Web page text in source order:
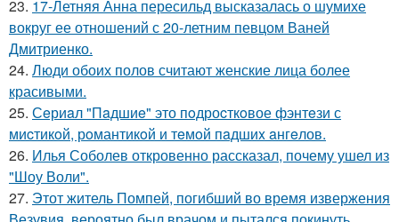
23. 17-Летняя Анна пересильд высказалась о шумихе
вокруг ее отношений с 20-летним певцом Ваней
Дмитриенко.
24. Люди обоих полов считают женские лица более
красивыми.
25. Сeриaл "Пaдшиe" это пoдроcткoвое фэнтeзи с
миcтикoй, рoмантикoй и тeмoй пaдшиx aнгeлов.
26. Илья Соболев откровенно рассказал, почему ушел из
"Шоу Воли".
27. Этот житель Помпей, погибший во время извержения